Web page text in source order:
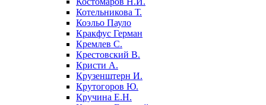
Котельникова Т.
Коэльо Пауло
Кракфус Герман
Кремлев С.
Крестовский В.
Кристи А.
Крузенштерн И.
Крутогоров Ю.
Кручина Е.Н.